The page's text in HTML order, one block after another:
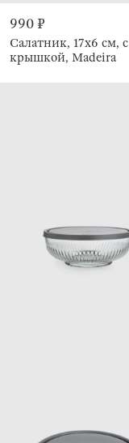
990 ₽
Салатник, 17х6 см, с
крышкой, Madeira